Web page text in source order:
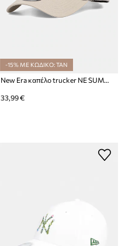
-15% ΜΕ ΚΩΔΙΚΟ: TAN
New Era καπέλο trucker NE SUMMER PATCH TRUCKER
33,99 €